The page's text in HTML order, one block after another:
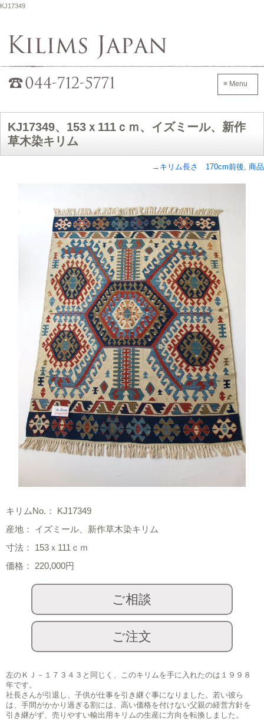
KJ17349
≡ Menu
KJ17349、153ｘ111ｃｍ、イズミール、新作
草木染キリム
→ キリム長さ 170cm前後, 商品
キリムNo.： KJ17349
産地： イズミール、新作草木染キリム
寸法： 153ｘ111ｃｍ
価格： 220,000円
左のＫＪ－１７３４３と同じく、このキリムを手に入れたのは１９９８
年です。
社長さんが引退し、子供が仕事を引き継ぐ事になりました。若い彼ら
は、手間がかかり過ぎる割には、高い価格を付けない父親の経営方針を
引き継がず、売りやすい輸出用キリムの生産に方向を転換しました。